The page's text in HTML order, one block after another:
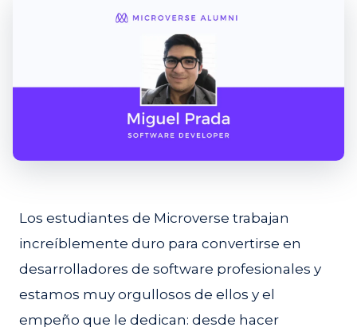
Los estudiantes de Microverse trabajan
increíblemente duro para convertirse en
desarrolladores de software profesionales y
estamos muy orgullosos de ellos y el
empeño que le dedican: desde hacer